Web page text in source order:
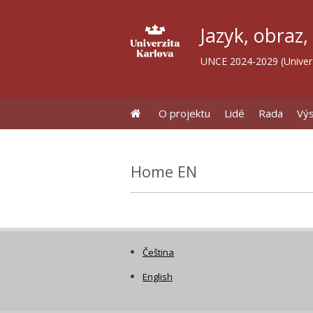
Jazyk,
UNCE 2024-2029
Home EN
O projektu Lidé Rada
Čeština
English